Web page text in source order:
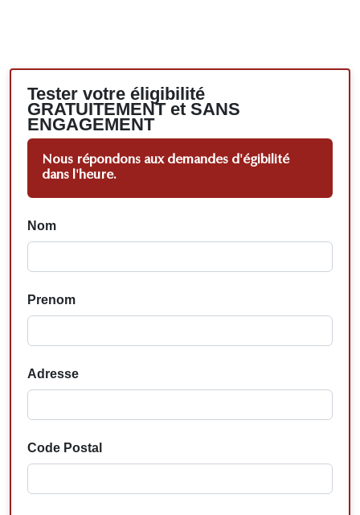
Tester votre éligibilité
GRATUITEMENT et SANS
ENGAGEMENT
Nous répondons aux demandes d'égibilité
dans l'heure.
Nom
Prenom
Adresse
Code Postal